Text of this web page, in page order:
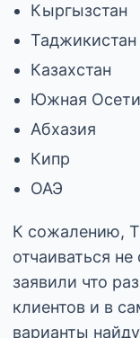
Кыргызстан
Таджикистан
Казахстан
Южная
Абхазия
Кипр
ОАЭ
К сожалению,
отчаиваться
заявили что
клиентов и в
варианты